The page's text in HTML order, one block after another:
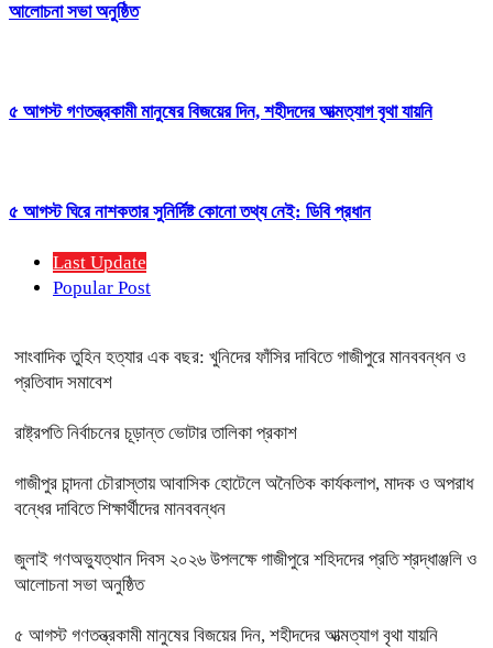
আলোচনা সভা অনুষ্ঠিত
৫ আগস্ট গণতন্ত্রকামী মানুষের বিজয়ের দিন, শহীদদের আত্মত্যাগ বৃথা যায়নি
৫ আগস্ট ঘিরে নাশকতার সুনির্দিষ্ট কোনো তথ্য নেই: ডিবি প্রধান
Last Update
Popular Post
সাংবাদিক তুহিন হত্যার এক বছর: খুনিদের ফাঁসির দাবিতে গাজীপুরে মানববন্ধন ও
প্রতিবাদ সমাবেশ
রাষ্ট্রপতি নির্বাচনের চূড়ান্ত ভোটার তালিকা প্রকাশ
গাজীপুর চান্দনা চৌরাস্তায় আবাসিক হোটেলে অনৈতিক কার্যকলাপ, মাদক ও অপরাধ
বন্ধের দাবিতে শিক্ষার্থীদের মানববন্ধন
জুলাই গণঅভ্যুত্থান দিবস ২০২৬ উপলক্ষে গাজীপুরে শহিদদের প্রতি শ্রদ্ধাঞ্জলি ও
আলোচনা সভা অনুষ্ঠিত
৫ আগস্ট গণতন্ত্রকামী মানুষের বিজয়ের দিন, শহীদদের আত্মত্যাগ বৃথা যায়নি